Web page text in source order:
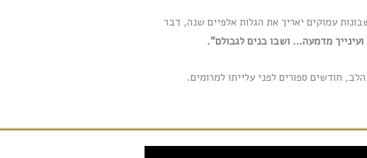
עמוקים יאריך את הגלות אלפיים שנה, דבר
מדמעה… ושבו בנים לגבולם".
חודשים ספורים לפני עלייתו למרומים.